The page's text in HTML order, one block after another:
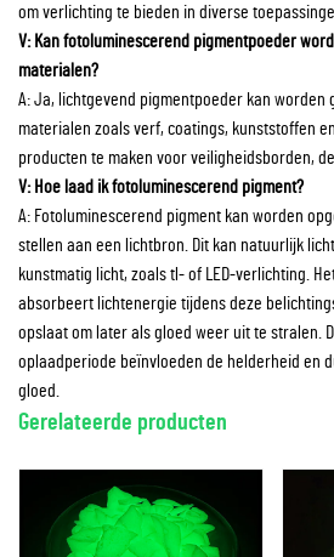
om verlichting te bieden in diverse
V: Kan fotoluminescerend pigmentpoeder
materialen?
A: Ja, lichtgevend pigmentpoeder kan worden
materialen zoals verf, coatings, kunststoffen
producten te maken voor veiligheidsborden,
V: Hoe laad ik fotoluminescerend pigment?
A: Fotoluminescerend pigment kan worden
stellen aan een lichtbron. Dit kan natuurlijk
kunstmatig licht, zoals tl- of LED-verlichting.
absorbeert lichtenergie tijdens deze
opslaat om later als gloed weer uit te stralen.
oplaadperiode beïnvloeden de helderheid en
gloed.
Gerelateerde producten